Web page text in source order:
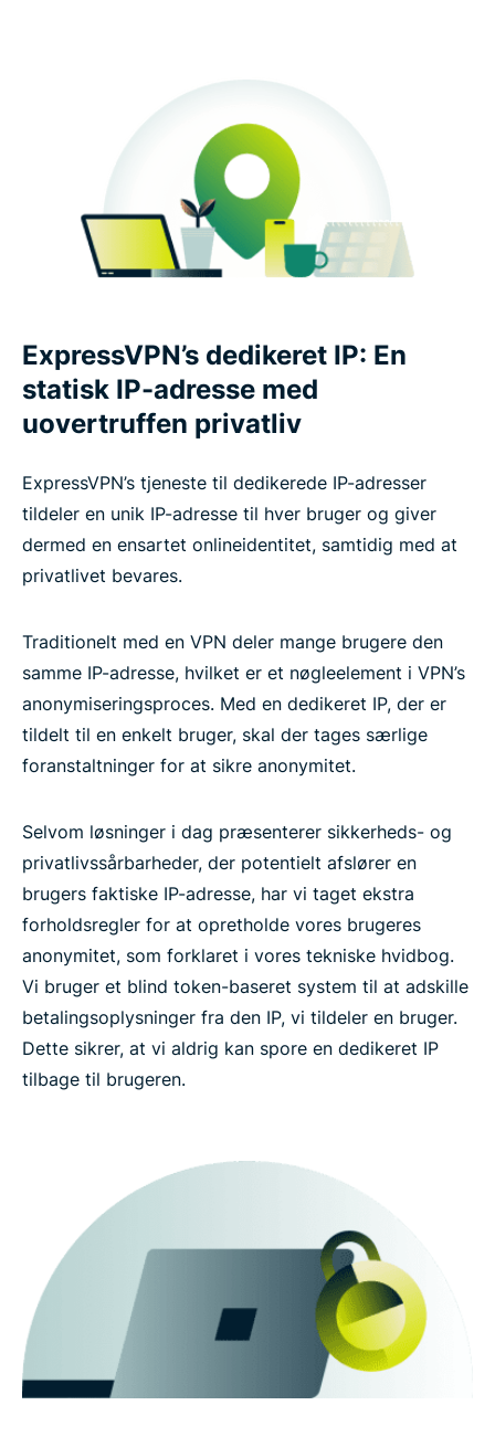
ExpressVPN’s dedikeret IP: En
statisk IP-adresse med
uovertruffen privatliv
ExpressVPN’s tjeneste til dedikerede IP-adresser
tildeler en unik IP-adresse til hver bruger og giver
dermed en ensartet onlineidentitet, samtidig med at
privatlivet bevares.
Traditionelt med en VPN deler mange brugere den
samme IP-adresse, hvilket er et nøgleelement i VPN’s
anonymiseringsproces. Med en dedikeret IP, der er
tildelt til en enkelt bruger, skal der tages særlige
foranstaltninger for at sikre anonymitet.
Selvom løsninger i dag præsenterer sikkerheds- og
privatlivssårbarheder, der potentielt afslører en
brugers faktiske IP-adresse, har vi taget ekstra
forholdsregler for at opretholde vores brugeres
anonymitet, som forklaret i vores tekniske hvidbog.
Vi bruger et blind token-baseret system til at adskille
betalingsoplysninger fra den IP, vi tildeler en bruger.
Dette sikrer, at vi aldrig kan spore en dedikeret IP
tilbage til brugeren.